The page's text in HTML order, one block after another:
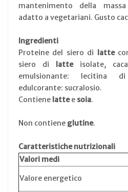
mantenimento della
adatto a vegetariani. Gusto
Ingredienti
Proteine del siero di latte
siero di latteisolate,
emulsionante: lecitina
edulcorante: sucralosio.
Contiene lattee soia.
Non contiene glutine.
Caratteristiche nutrizionali
Valori medi
Valore energetico